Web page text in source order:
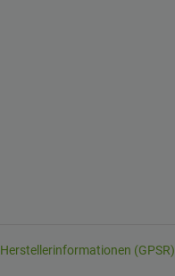
Herstellerinformationen (GPSR)